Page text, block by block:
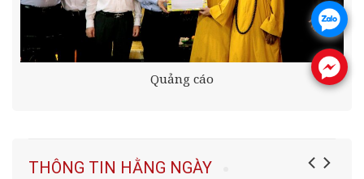
Quảng cáo
THÔNG TIN HẰNG NGÀY
.
.